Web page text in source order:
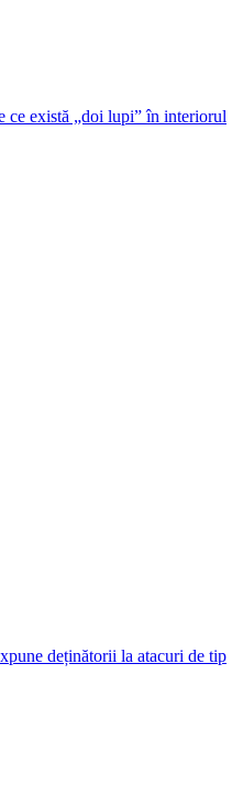
ce există „doi lupi” în interiorul
deținătorii la atacuri de tip